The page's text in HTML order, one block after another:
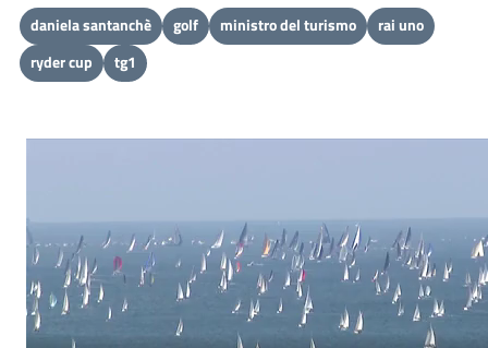
daniela santanchè golf ministro del turismo
rai uno
ryder cup
tg1